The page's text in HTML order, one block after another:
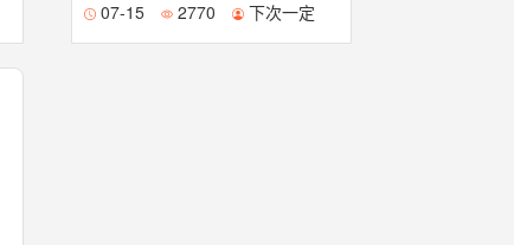
07-15
2770 下次一定